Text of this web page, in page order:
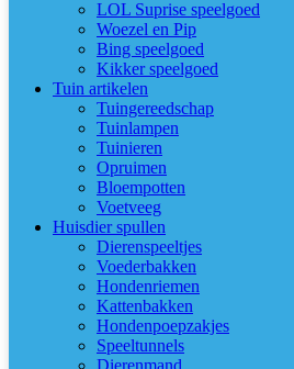
LOL Suprise speelgoed
Woezel en Pip
Bing speelgoed
Kikker speelgoed
Tuin artikelen
Tuingereedschap
Tuinlampen
Tuinieren
Opruimen
Bloempotten
Voetveeg
Huisdier spullen
Dierenspeeltjes
Voederbakken
Hondenriemen
Kattenbakken
Hondenpoepzakjes
Speeltunnels
Dierenmand